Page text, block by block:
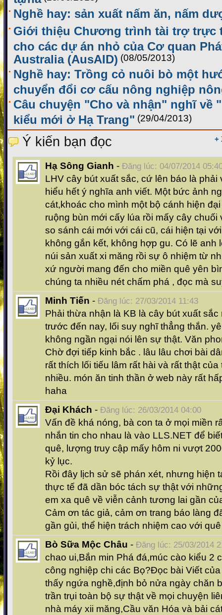
Nghề hay: sản xuất nấm ăn, nấm
Giới thiệu Chương trình tài trợ trực
cho các dự án nhỏ của Cơ quan
Australia (AusAID) (08/05/2013)
Nghề hay: Trồng cỏ nuôi bò một
chuyển đổi cơ cấu nông nghiệp
Câu chuyện "Cho và nhận" nghĩ về
kiểu mới ở Hạ Trang" (29/04/2013)
+
Ý kiến bạn đọc
Hạ Sông Gianh - Đăng lúc: 04/07/2014
LHV cây bút xuất sắc, cứ lên báo là phải
hiểu hết ý nghĩa anh viết. Một bức ảnh
cát,khoác cho mình một bộ cánh hiện
ruộng bùn mới cấy lúa rồi mấy cây chuối
so sánh cái mới với cái cũ, cái hiện tại
không gắn kết, không hợp gu. Có lẽ anh
núi sản xuất xi măng rồi sự ô nhiệm từ
xứ người mang đến cho miền quê yên
chúng ta nhiều nét chấm phá , đọc mà
Minh Tiến - Đăng lúc: 27/03/2014 11:43
Phải thừa nhận là KB là cây bút xuất
trước đến nay, lối suy nghĩ thẳng thắn.
không ngần ngại nói lên sự thật. Văn
Chờ đợi tiếp kinh bắc . lâu lâu chơi bài
rất thích lối tiếu lâm rất hài và rất thật
nhiều. món ăn tinh thần ở web này rất
haha
Đại Khách - Đăng lúc: 26/03/2014 04:00
Vấn đề khá nóng, bà con ta ở mọi miền
nhắn tin cho nhau là vào LLS.NET để
quê, lượng truy cập mấy hôm ni vượt
kỷ lục.
Rồi đây lịch sử sẽ phán xét, nhưng hiện
thực tế đã dần bóc tách sự thật với
em xa quê về viễn cảnh tương lai gần
Cảm ơn tác giả, cảm ơn trang báo làng
gần gủi, thể hiện trách nhiệm cao với
Bò Sữa Mộc Châu - Đăng lúc: 25/03/2014
chao ui,Bắn min Phá đá,múc cào kiểu 2
công nghiệp chi các Bọ?Đọc bài Viết
thấy ngứa nghề,định bỏ nửa ngày chăn
trần trụi toàn bộ sự thật về mọi chuyện
nhà máy xii măng,Cầu văn Hóa và bải